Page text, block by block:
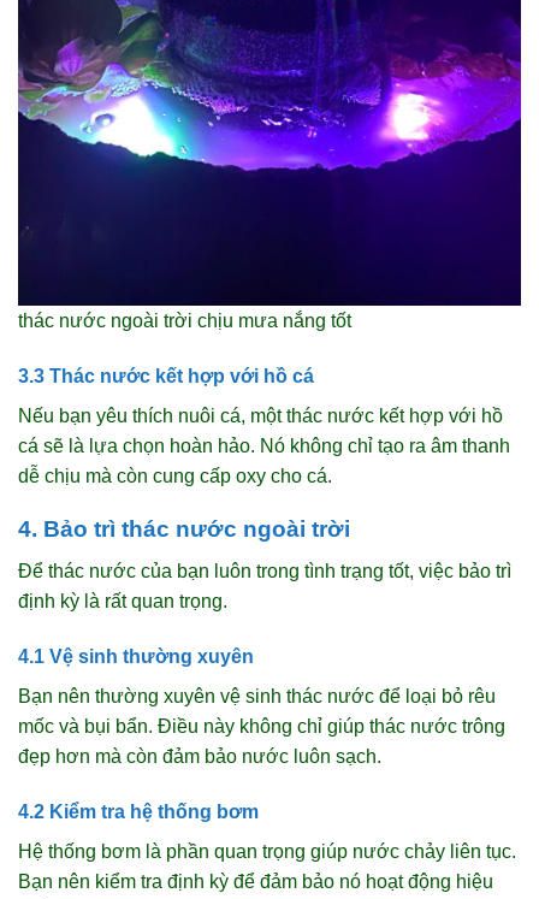
thác nước ngoài trời chịu mưa nắng tốt
3.3 Thác nước kết hợp với hồ cá
Nếu bạn yêu thích nuôi cá, một thác nước kết hợp với hồ
cá sẽ là lựa chọn hoàn hảo. Nó không chỉ tạo ra âm thanh
dễ chịu mà còn cung cấp oxy cho cá.
4. Bảo trì thác nước ngoài trời
Để thác nước của bạn luôn trong tình trạng tốt, việc bảo trì
định kỳ là rất quan trọng.
4.1 Vệ sinh thường xuyên
Bạn nên thường xuyên vệ sinh thác nước để loại bỏ rêu
mốc và bụi bẩn. Điều này không chỉ giúp thác nước trông
đẹp hơn mà còn đảm bảo nước luôn sạch.
4.2 Kiểm tra hệ thống bơm
Hệ thống bơm là phần quan trọng giúp nước chảy liên tục.
Bạn nên kiểm tra định kỳ để đảm bảo nó hoạt động hiệu